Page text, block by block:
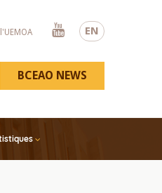
EN
Youtube
BCEAO NEWS